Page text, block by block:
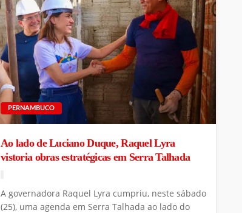
PERNAMBUCO
Ao lado de Luciano Duque, Raquel Lyra
vistoria obras estratégicas em Serra Talhada
A governadora Raquel Lyra cumpriu, neste sábado
(25), uma agenda em Serra Talhada ao lado do